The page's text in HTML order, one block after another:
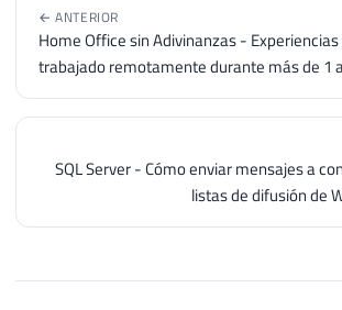
← ANTERIOR
Home Office sin Adivinanzas -
trabajado remotamente durante más de 1
SQL Server - Cómo enviar mensajes a
listas de difusión de